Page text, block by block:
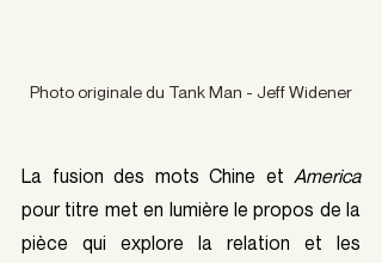
Photo originale du Tank Man - Jeff Widener
La fusion des mots Chine et
America
pour titre met en lumière le propos de la
pièce qui explore la relation et les